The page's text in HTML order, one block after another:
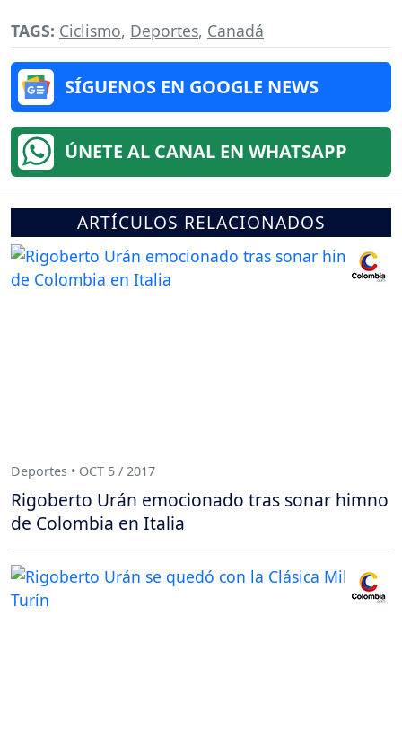
TAGS: Ciclismo, Deportes, Canadá
SÍGUENOS EN GOOGLE NEWS
ÚNETE AL CANAL EN WHATSAPP
ARTÍCULOS RELACIONADOS
Deportes • OCT 5 / 2017
Rigoberto Urán emocionado tras sonar himno
de Colombia en Italia